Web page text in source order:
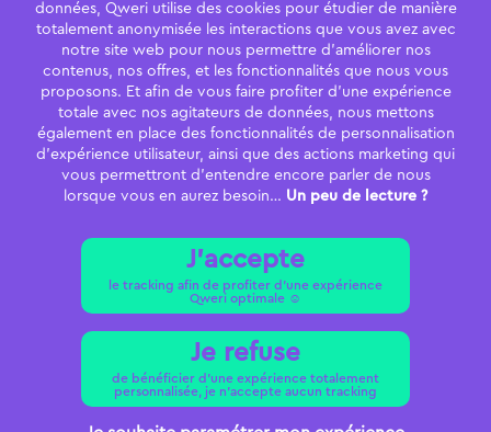
Qweri
22 rue Robert
69006 Lyon
04 28 29 52 36
Politique de confidentialité -Mentions légales -
Paramétrer mes cookies -Copyright © 2025 -
Qweri
données, Qweri utilise des cookies pour étudier de manière
totalement anonymisée les interactions que vous avez avec
notre site web pour nous permettre d’améliorer nos
contenus, nos offres, et les fonctionnalités que nous vous
proposons. Et afin de vous faire profiter d’une expérience
totale avec nos agitateurs de données, nous mettons
également en place des fonctionnalités de personnalisation
d’expérience utilisateur, ainsi que des actions marketing qui
vous permettront d’entendre encore parler de nous
lorsque vous en aurez besoin… Un peu de lecture ?
J'accepte
le tracking afin de profiter d’une expérience
Qweri optimale ☺️
Je refuse
de bénéficier d'une expérience totalement
personnalisée, je n'accepte aucun tracking